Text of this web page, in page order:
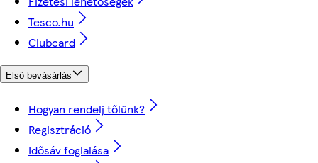
Tesco.hu
Clubcard
Első bevásárlás
Hogyan rendelj tőlünk?
Regisztráció
Idősáv foglalása